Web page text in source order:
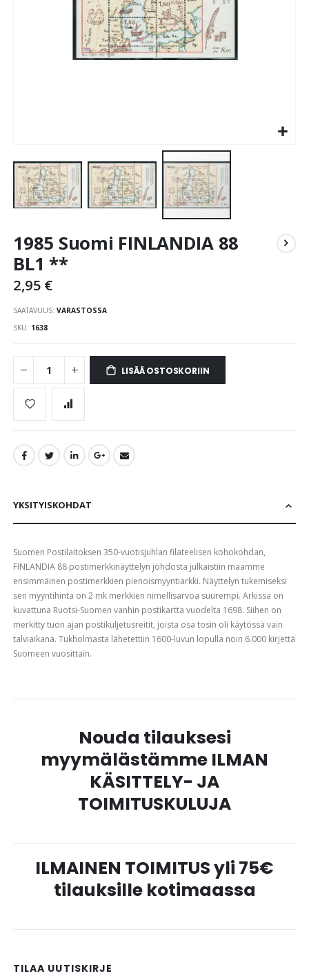
to
beginning
of
images
gallery
1985 Suomi FINLANDIA 88
BL1 **
2,95 €
SAATAVUUS: VARASTOSSA
SKU 1638
LISÄÄ OSTOSKORIIN
YKSITYISKOHDAT
Suomen Postilaitoksen 350-vuotisjuhlan filateelisen kohokohdan,
FINLANDIA 88 postimerkkinäyttelyn johdosta julkaistiin maamme
ensimmäinen postimerkkien pienoismyyntiarkki. Näyttelyn tukemiseksi
sen myyntihinta on 2 mk merkkien nimellisarvoa suurempi. Arkissa on
kuvattuna Ruotsi-Suomen vanhin postikartta vuodelta 1698. Siihen on
merkitty tuon ajan postikuljetusreitit, joista osa tosin oli käytössä vain
talviaikana. Tukholmasta lähetettiin 1600-luvun lopulla noin 6.000 kirjettä
Suomeen vuosittain.
Nouda tilauksesi
myymälästämme ILMAN
KÄSITTELY- JA
TOIMITUSKULUJA
ILMAINEN TOIMITUS yli 75€
tilauksille kotimaassa
TILAA UUTISKIRJE